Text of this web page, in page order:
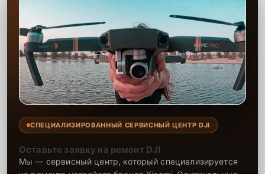
СПЕЦИАЛИЗИРОВАННЫЙ СЕРВИСНЫЙ ЦЕНТР DJI
Оставьте заявку на ремонт DJI
Мы — сервисный центр, который специализируется